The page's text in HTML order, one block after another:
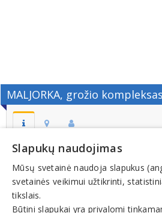
MALJORKA, grožio kompleksas
Adresas:
Savanorių pr. 192-208, LT-44151,
Telefonas:
+370 (37) 330692
Slapukų naudojimas
Mūsų svetainė naudoja slapukus
svetainės veikimui užtikrinti,
tikslais.
Būtini slapukai yra privalomi